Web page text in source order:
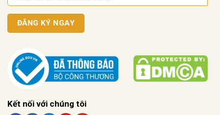
Kết nối với chúng tôi